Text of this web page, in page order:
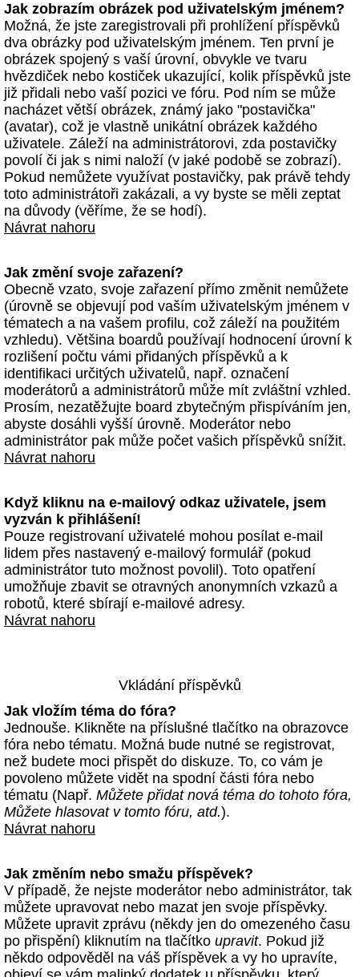
Jak zobrazím obrázek pod uživatelským jménem?
Možná, že jste zaregistrovali při prohlížení příspěvků
dva obrázky pod uživatelským jménem. Ten první je
obrázek spojený s vaší úrovní, obvykle ve tvaru
hvězdiček nebo kostiček ukazující, kolik příspěvků jste
již přidali nebo vaší pozici ve fóru. Pod ním se může
nacházet větší obrázek, známý jako "postavička"
(avatar), což je vlastně unikátní obrázek každého
uživatele. Záleží na administrátorovi, zda postavičky
povolí či jak s nimi naloží (v jaké podobě se zobrazí).
Pokud nemůžete využívat postavičky, pak právě tehdy
toto administrátoři zakázali, a vy byste se měli zeptat
na důvody (věříme, že se hodí).
Návrat nahoru
Jak změní svoje zařazení?
Obecně vzato, svoje zařazení přímo změnit nemůžete
(úrovně se objevují pod vaším uživatelským jménem v
tématech a na vašem profilu, což záleží na použitém
vzhledu). Většina boardů používají hodnocení úrovní k
rozlišení počtu vámi přidaných příspěvků a k
identifikaci určitých uživatelů, např. označení
moderátorů a administrátorů může mít zvláštní vzhled.
Prosím, nezatěžujte board zbytečným přispíváním jen,
abyste dosáhli vyšší úrovně. Moderátor nebo
administrátor pak může počet vašich příspěvků snížit.
Návrat nahoru
Když kliknu na e-mailový odkaz uživatele, jsem
vyzván k přihlášení!
Pouze registrovaní uživatelé mohou posílat e-mail
lidem přes nastavený e-mailový formulář (pokud
administrátor tuto možnost povolil). Toto opatření
umožňuje zbavit se otravných anonymních vzkazů a
robotů, které sbírají e-mailové adresy.
Návrat nahoru
Vkládání příspěvků
Jak vložím téma do fóra?
Jednouše. Klikněte na příslušné tlačítko na obrazovce
fóra nebo tématu. Možná bude nutné se registrovat,
než budete moci přispět do diskuze. To, co vám je
povoleno můžete vidět na spodní části fóra nebo
tématu (Např. Můžete přidat nová téma do tohoto fóra,
Můžete hlasovat v tomto fóru, atd.).
Návrat nahoru
Jak změním nebo smažu příspěvek?
V případě, že nejste moderátor nebo administrátor, tak
můžete upravovat nebo mazat jen svoje příspěvky.
Můžete upravit zprávu (někdy jen do omezeného času
po přispění) kliknutím na tlačítko upravit. Pokud již
někdo odpověděl na váš příspěvek a vy ho upravíte,